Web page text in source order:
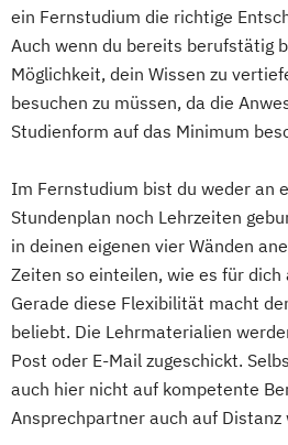
Gesundheits- und
Gesundheitsmanagement
Gesundheitspsychologie
Gesundheitspädagogik
Gesundheitsökonomie
Heilpädagogik
Heilpädagogik und Inklusion
Heilpädagogik/
Hotelmanagement (DE/
IT-Management
Immobilienmanagement
Immobilienkaufleute
Corporate Brand
Data Science und
Design Management
Digital Business
Digital Health
Erwachsenenbildung und
Executive MBA für
Finance Accounting
Gesundheitspsychologie
Gesundheitspsychologie
Abendstudium
Digitalisierung und
Einführung in die
Einführung in die IT-
Elektro- und
Elektrotechnik
Energieerzeugung aus
Energieingenieurwesen
Energiespeichertechnik
Energieverfahrenstechnik
Energiewirtschaft und -
Engineering Management
Fahrzeugtechnik
ein Fernstudium die richtige
Auch wenn du bereits berufstätig
Möglichkeit, dein Wissen zu
besuchen zu müssen, da die
Studienform auf das Minimum
Im Fernstudium bist du weder an
Stundenplan noch Lehrzeiten
in deinen eigenen vier Wänden
Zeiten so einteilen, wie es für dich
Gerade diese Flexibilität macht
beliebt. Die Lehrmaterialien
Post oder E-Mail zugeschickt.
auch hier nicht auf kompetente
Ansprechpartner auch auf